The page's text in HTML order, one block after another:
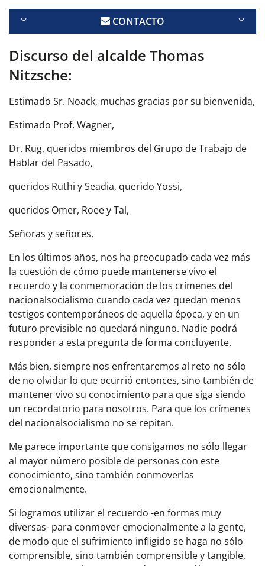
CONTACTO
Discurso del alcalde Thomas
Nitzsche:
Estimado Sr. Noack, muchas gracias por su bienvenida,
Estimado Prof. Wagner,
Dr. Rug, queridos miembros del Grupo de Trabajo de
Hablar del Pasado,
queridos Ruthi y Seadia, querido Yossi,
queridos Omer, Roee y Tal,
Señoras y señores,
En los últimos años, nos ha preocupado cada vez más
la cuestión de cómo puede mantenerse vivo el
recuerdo y la conmemoración de los crímenes del
nacionalsocialismo cuando cada vez quedan menos
testigos contemporáneos de aquella época, y en un
futuro previsible no quedará ninguno. Nadie podrá
responder a esta pregunta de forma concluyente.
Más bien, siempre nos enfrentaremos al reto no sólo
de no olvidar lo que ocurrió entonces, sino también de
mantener vivo su conocimiento para que siga siendo
un recordatorio para nosotros. Para que los crímenes
del nacionalsocialismo no se repitan.
Me parece importante que consigamos no sólo llegar
al mayor número posible de personas con este
conocimiento, sino también conmoverlas
emocionalmente.
Si logramos utilizar el recuerdo -en formas muy
diversas- para conmover emocionalmente a la gente,
de modo que el sufrimiento infligido se haga no sólo
comprensible, sino también comprensible y tangible,